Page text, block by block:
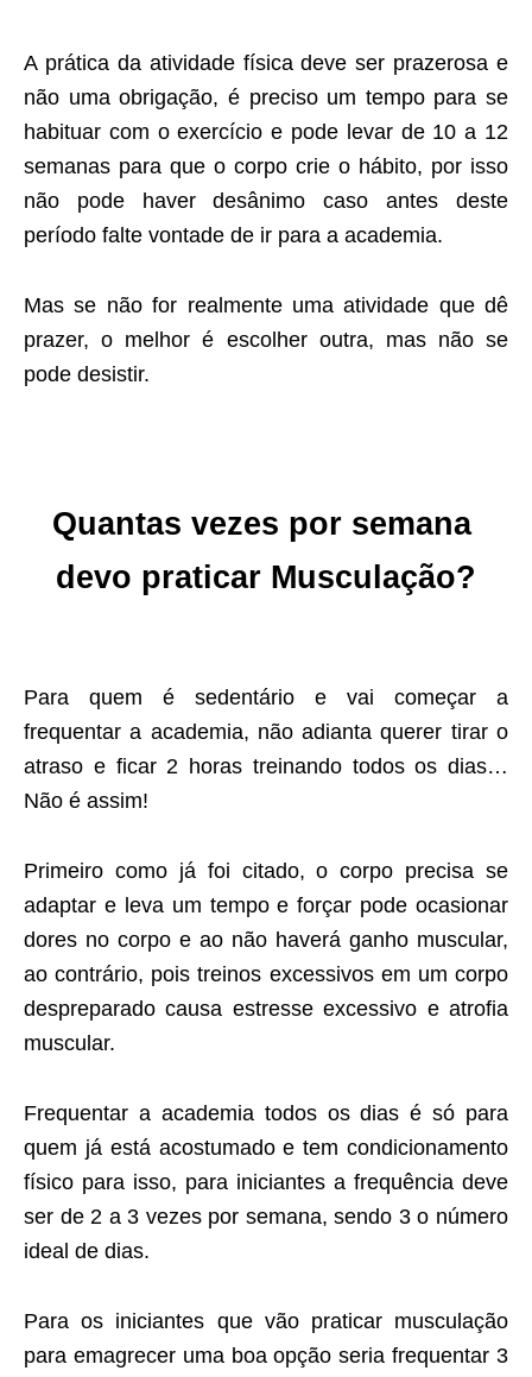
A prática da atividade física deve ser prazerosa e
não uma obrigação, é preciso um tempo para se
habituar com o exercício e pode levar de 10 a 12
semanas para que o corpo crie o hábito, por isso
não pode haver desânimo caso antes deste
período falte vontade de ir para a academia.
Mas se não for realmente uma atividade que dê
prazer, o melhor é escolher outra, mas não se
pode desistir.
Quantas vezes por semana
devo praticar Musculação?
Para quem é sedentário e vai começar a
frequentar a academia, não adianta querer tirar o
atraso e ficar 2 horas treinando todos os dias…
Não é assim!
Primeiro como já foi citado, o corpo precisa se
adaptar e leva um tempo e forçar pode ocasionar
dores no corpo e ao não haverá ganho muscular,
ao contrário, pois treinos excessivos em um corpo
despreparado causa estresse excessivo e atrofia
muscular.
Frequentar a academia todos os dias é só para
quem já está acostumado e tem condicionamento
físico para isso, para iniciantes a frequência deve
ser de 2 a 3 vezes por semana, sendo 3 o número
ideal de dias.
Para os iniciantes que vão praticar musculação
para emagrecer uma boa opção seria frequentar 3